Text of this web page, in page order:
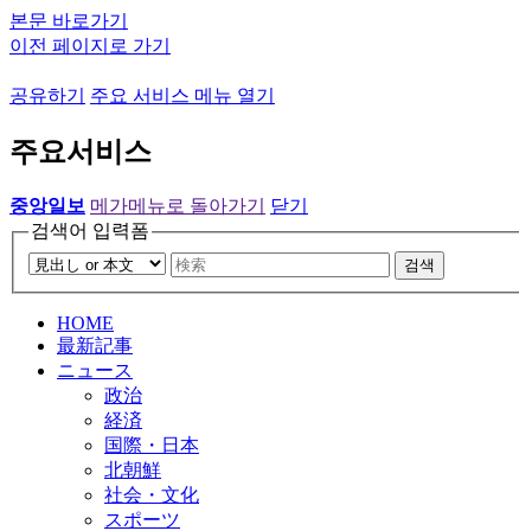
본문 바로가기
이전 페이지로 가기
공유하기 주요 서비스 메뉴 열기
주요서비스
중앙일보 메가메뉴로 돌아가기
닫기
검색어 입력폼
검색
HOME
最新記事
ニュース
政治
経済
国際・日本
北朝鮮
社会・文化
スポーツ